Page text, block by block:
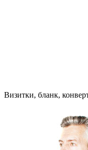
Визитки, бланк,